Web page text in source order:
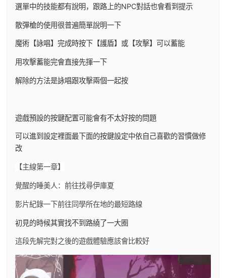
選單中的技能都有說明，跟路上的NPC對話也會看到提示
散彈槍的使用很普遍簡單說明一下
魔術【詠唱】完成時按下【護盾】或【攻擊】可以蓄能
用攻擊蓄能完會直接先揮一下
解除的方法是詠唱跟攻擊兩個一起按
遊戲預設的按鍵配置可能會有不太好按的問題
可以進到設定裡面最下面的按鍵設定中依自己喜歡的習慣做修
改
【主線第一章】
覺醒的睡美人：前往找尋伊庫夏
影片紀錄一下前往同學所在地的最短路線
初見的時候其實找不到路繞了一大圈
這段先解完對之後的遊戲體驗應該會比較好